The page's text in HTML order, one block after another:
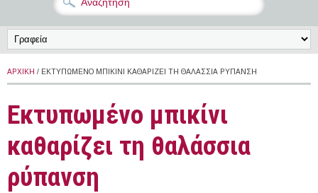
ΑΡΧΙΚΉ / ΕΚΤΥΠΩΜΈΝΟ ΜΠΙΚΊΝΙ ΚΑΘΑΡΊΖΕΙ ΤΗ ΘΑΛΆΣΣΙΑ ΡΎΠΑΝΣΗ
Εκτυπωμένο μπικίνι
καθαρίζει τη θαλάσσια
ρύπανση